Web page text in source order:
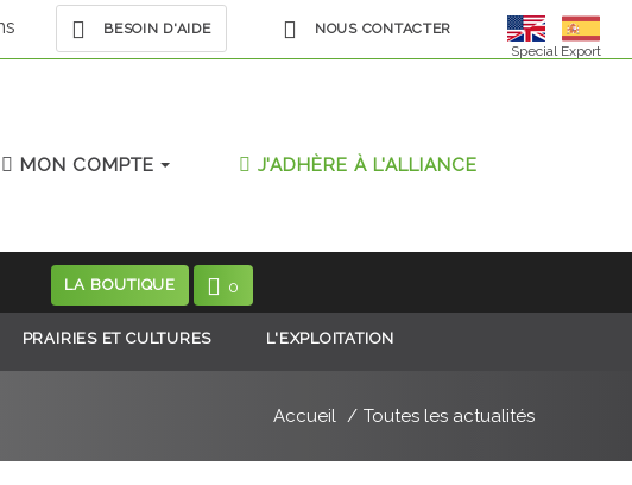
BESOIN D'AIDE
NOUS CONTACTER
Special Export
MON COMPTE J'ADHÈRE À L'ALLIANCE
LA BOUTIQUE 0
PRAIRIES ET CULTURES L'EXPLOITATION
Accueil Toutes les actualités